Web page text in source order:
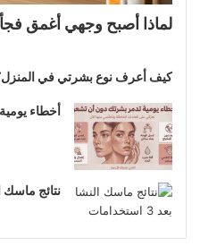
لماذا أصبح وجهي أغمق
كيف أعرف نوع بشرتي في
أخطاء
نتائج ماسك النشا